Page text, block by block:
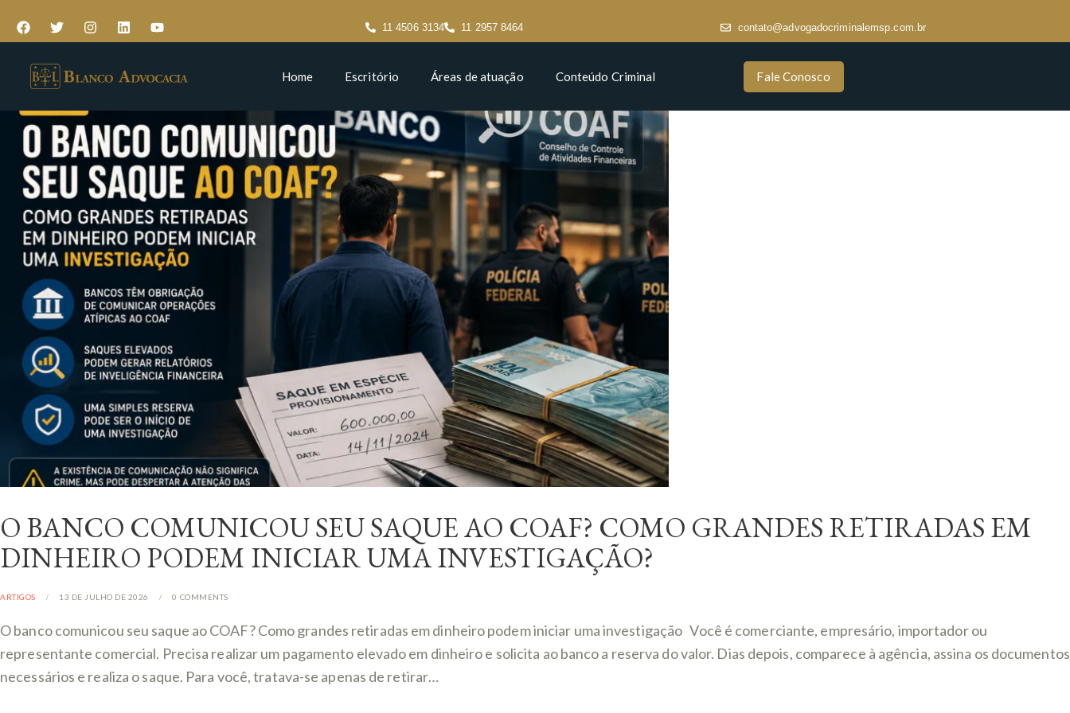
11 4506 3134 11 2957 8464 contato@advogadocriminalemsp.com.br
Home Escritório Áreas de atuação Conteúdo Criminal Fale Conosco
O BANCO COMUNICOU SEU SAQUE AO COAF? COMO GRANDES RETIRADAS EM
DINHEIRO PODEM INICIAR UMA INVESTIGAÇÃO?
ARTIGOS 13 DE JULHO DE 2026 0 COMMENTS
O banco comunicou seu saque ao COAF? Como grandes retiradas em dinheiro podem iniciar uma investigação Você é comerciante, empresário, importador ou
representante comercial. Precisa realizar um pagamento elevado em dinheiro e solicita ao banco a reserva do valor. Dias depois, comparece à agência, assina os documentos
necessários e realiza o saque. Para você, tratava-se apenas de retirar…